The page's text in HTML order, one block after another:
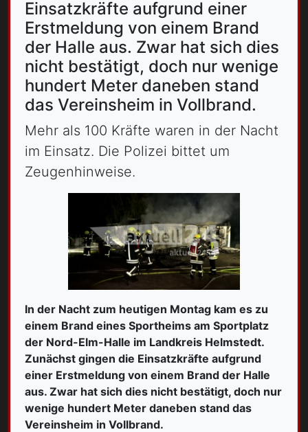
Einsatzkräfte aufgrund einer
Erstmeldung von einem Brand
der Halle aus. Zwar hat sich dies
nicht bestätigt, doch nur wenige
hundert Meter daneben stand
das Vereinsheim in Vollbrand.
Mehr als 100 Kräfte waren in der Nacht
im Einsatz. Die Polizei bittet um
Zeugenhinweise.
In der Nacht zum heutigen Montag kam es zu
einem Brand eines Sportheims am Sportplatz
der Nord-Elm-Halle im Landkreis Helmstedt.
Zunächst gingen die Einsatzkräfte aufgrund
einer Erstmeldung von einem Brand der Halle
aus. Zwar hat sich dies nicht bestätigt, doch nur
wenige hundert Meter daneben stand das
Vereinsheim in Vollbrand.